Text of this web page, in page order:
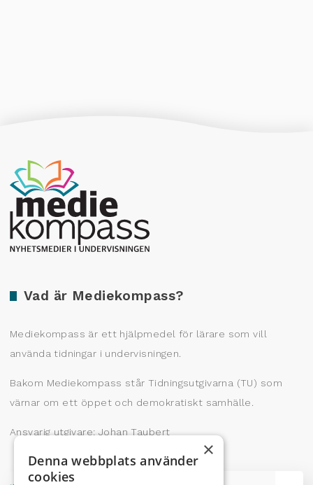
Vad är Mediekompass?
Mediekompass är ett hjälpmedel för lärare som vill
använda tidningar i undervisningen.
Bakom Mediekompass står Tidningsutgivarna (TU) som
värnar om ett öppet och demokratiskt samhälle.
Ansvarig utgivare: Johan Taubert
Producerad av Gota Media Brand Studio
×
Denna webbplats använder
cookies